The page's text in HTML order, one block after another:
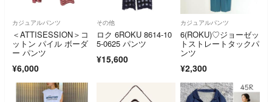
カジュアルパンツ
＜ATTISESSION＞コ
ットン パイル ボーダ
ー パンツ
¥6,000
その他
ロク 6ROKU 8614-10
5-0625 パンツ
¥15,600
カジュアルパンツ
6(ROKU)♡ジョーゼッ
トストレートタックパ
ンツ
¥2,300